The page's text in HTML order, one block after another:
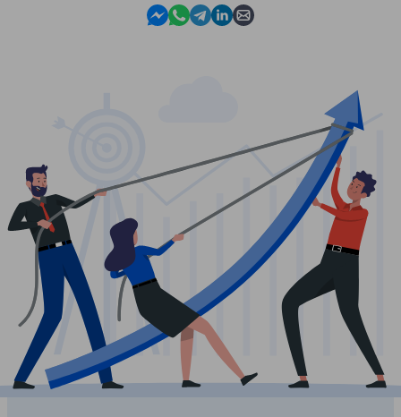
Contact us in Messenger
Contact us in WhatsApp
Contact us in Telegram
Contact us in Linkedin
Contact us by email